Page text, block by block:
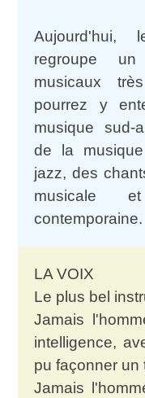
Aujourd'hui,
regroupe
musicaux
pourrez y
musique sud-
de la
jazz, des
musicale
contemporaine.
LA VOIX
Le plus bel
Jamais
intelligence,
pu façonner un
Jamais